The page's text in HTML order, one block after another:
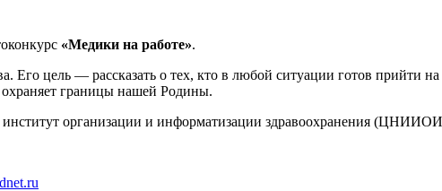
«Медики на работе».
Его цель — рассказать о тех, кто в любой ситуации готов
границы нашей Родины.
организации и информатизации здравоохранения